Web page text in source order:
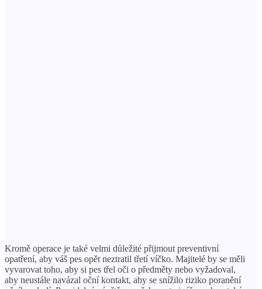
Kromě operace je také velmi důležité přijmout preventivní
opatření, aby váš pes opět neztratil třetí víčko. Majitelé by se měli
vyvarovat toho, aby si pes třel oči o předměty nebo vyžadoval,
aby neustále navázal oční kontakt, aby se snížilo riziko poranění